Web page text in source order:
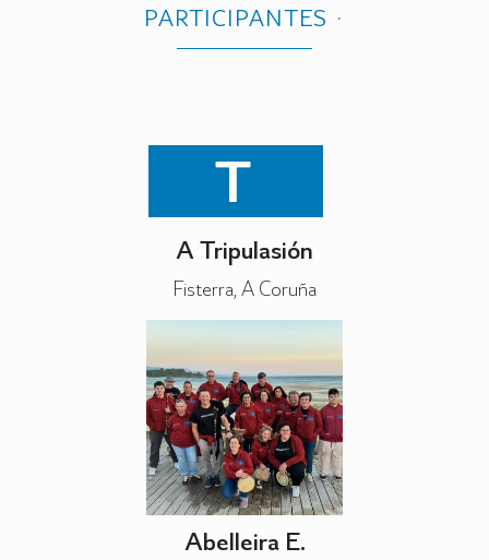
PARTICIPANTES
T
A Tripulasión
Fisterra, A Coruña
Abelleira E.